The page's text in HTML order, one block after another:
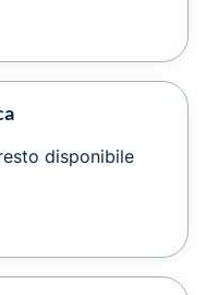
disponibile